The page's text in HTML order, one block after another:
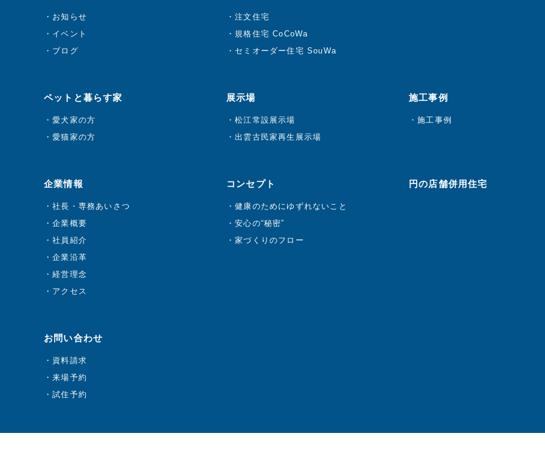
お知らせ
イベント
ブログ
注文住宅
規格住宅 CoCoWa
セミオーダー住宅 SouWa
ペットと暮らす家
愛犬家の方
愛猫家の方
展示場
松江常設展示場
出雲古民家再生展示場
施工事例
施工事例
企業情報
社長・専務あいさつ
企業概要
社員紹介
企業沿革
経営理念
アクセス
コンセプト
健康のためにゆずれないこと
安心の“秘密”
家づくりのフロー
円の店舗併用住宅
お問い合わせ
資料請求
来場予約
試住予約